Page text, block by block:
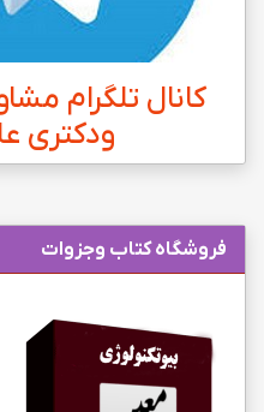
کانال تلگرام
ودکتری
فروشگاه کتاب وجزوات